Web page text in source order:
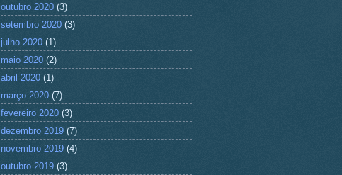
outubro 2020 (3)
setembro 2020 (3)
julho 2020 (1)
maio 2020 (2)
abril 2020 (1)
março 2020 (7)
fevereiro 2020 (3)
dezembro 2019 (7)
novembro 2019 (4)
outubro 2019 (3)